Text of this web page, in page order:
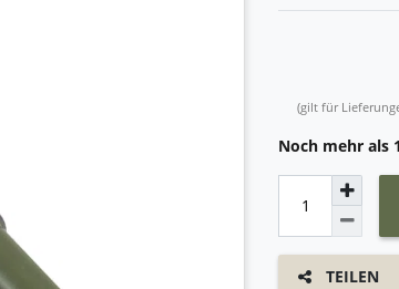
(gilt für
Noch mehr als
TEILEN